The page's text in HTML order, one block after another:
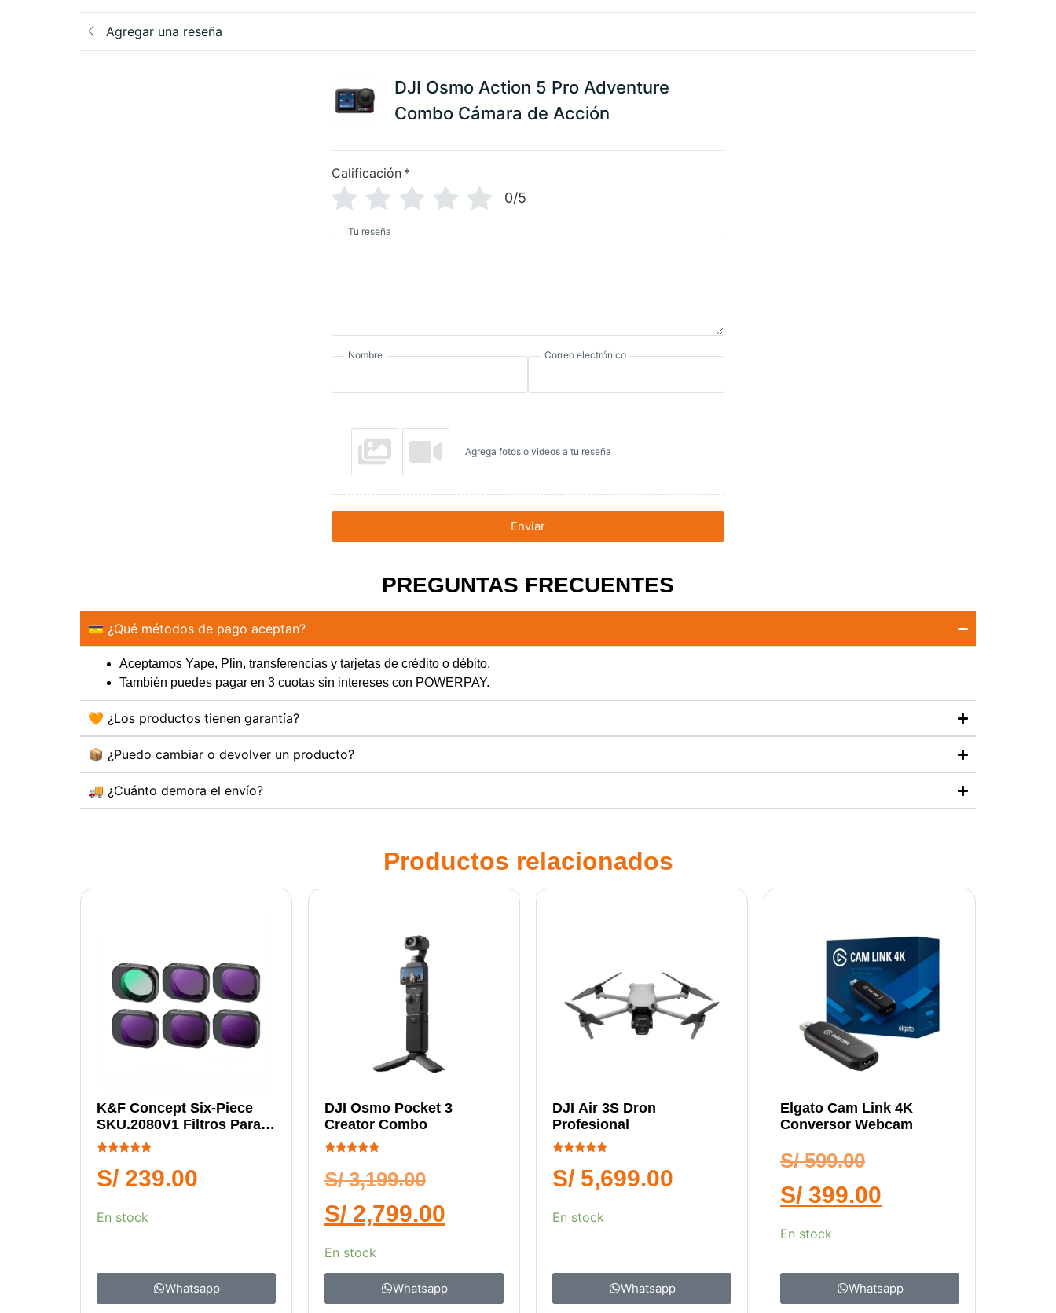
Agregar una reseña
DJI Osmo Action 5 Pro Adventure
Combo Cámara de Acción
Calificación *
0/5
Tu reseña
Nombre Correo electrónico
Agrega fotos o videos a tu reseña
Enviar
PREGUNTAS FRECUENTES
💳 ¿Qué métodos de pago aceptan?
Aceptamos Yape, Plin, transferencias y tarjetas de crédito o débito.
También puedes pagar en 3 cuotas sin intereses con POWERPAY.
🧡 ¿Los productos tienen garantía?
📦 ¿Puedo cambiar o devolver un producto?
🚚 ¿Cuánto demora el envío?
Productos relacionados
K&F Concept Six-Piece
SKU.2080V1 Filtros Para
Drones DJI
5.00
de 5
S/ 239.00
En stock
Whatsapp
DJI Osmo Pocket 3
Creator Combo
5.00
de 5
S/3,199.00
S/ 2,799.00
En stock
Whatsapp
DJI Air 3S Dron
Profesional
5.00
de 5
S/ 5,699.00
En stock
Whatsapp
Elgato Cam Link 4K
Conversor Webcam
S/599.00
S/ 399.00
En stock
Whatsapp